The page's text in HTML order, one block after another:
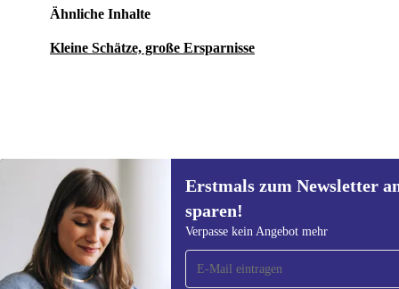
Ähnliche Inhalte
Kleine Schätze, große Ersparnisse
23,90 €Neu:
Erstmals zum Newsletter
sparen!
Verpasse kein Angebot mehr
Erstmals zum Newsletter
anmelden, 15 € sparen!
Verpasse kein Angebot mehr.